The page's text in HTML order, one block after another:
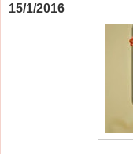
15/1/2016